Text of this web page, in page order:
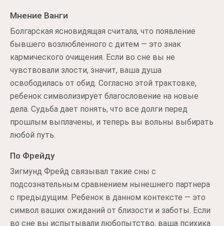
Мнение Ванги
Болгарская ясновидящая считала, что появление
бывшего возлюбленного с дитем — это знак
кармического очищения. Если во сне вы не
чувствовали злости, значит, ваша душа
освободилась от обид. Согласно этой трактовке,
ребенок символизирует благословение на новые
дела. Судьба дает понять, что все долги перед
прошлым выплачены, и теперь вы вольны выбирать
любой путь.
По Фрейду
Зигмунд Фрейд связывал такие сны с
подсознательным сравнением нынешнего партнера
с предыдущим. Ребенок в данном контексте — это
символ ваших ожиданий от близости и заботы. Если
во сне вы испытывали любопытство, ваша психика